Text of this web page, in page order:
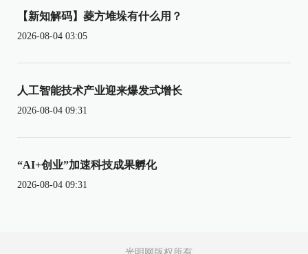
【新知解码】菱方堆垛有什么用？
2026-08-04 03:05
人工智能技术产业迎来爆发式增长
2026-08-04 09:31
“AI+创业”加速科技成果孵化
2026-08-04 09:31